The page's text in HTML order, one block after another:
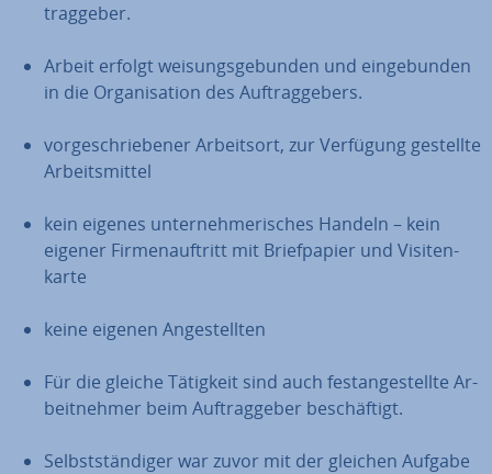
trag­ge­ber.
Arbeit erfolgt wei­sungs­ge­bun­den und ein­ge­bun­den
in die Or­ga­ni­sa­ti­on des Auf­trag­ge­bers.
vor­ge­schrie­be­ner Ar­beits­ort, zur Verfügung gestellte
Ar­beits­mit­tel
kein eigenes un­ter­neh­me­ri­sches Handeln – kein
eigener Fir­men­auf­tritt mit Brief­pa­pier und Vi­si­ten­
kar­te
keine eigenen An­ge­stell­ten
Für die gleiche Tätigkeit sind auch fest­an­ge­stell­te Ar­
beit­neh­mer beim Auf­trag­ge­ber be­schäf­tigt.
Selbst­stän­di­ger war zuvor mit der gleichen Aufgabe